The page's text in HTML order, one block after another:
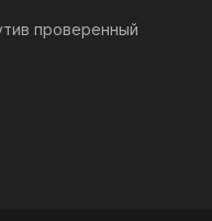
проверенный